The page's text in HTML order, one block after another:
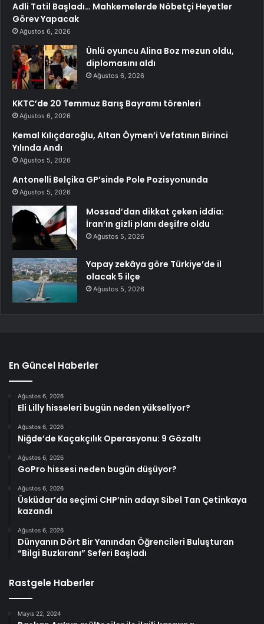
Adli Tatil Başladı… Mahkemelerde Nöbetçi Heyetler
Görev Yapacak
Ağustos 6, 2026
Ünlü oyuncu Alina Boz mezun oldu,
diplomasını aldı
Ağustos 6, 2026
KKTC’de 20 Temmuz Barış Bayramı törenleri
Ağustos 6, 2026
Kemal Kılıçdaroğlu, Altan Öymen’i Vefatının Birinci
Yılında Andı
Ağustos 5, 2026
Antonelli Belçika GP’sinde Pole Pozisyonunda
Ağustos 5, 2026
Mossad’dan dikkat çeken iddia:
İran’ın gizli planı deşifre oldu
Ağustos 5, 2026
Yapay zekâya göre Türkiye’de il
olacak 5 ilçe
Ağustos 5, 2026
En Güncel Haberler
Ağustos 6, 2026
Eli Lilly hisseleri bugün neden yükseliyor?
Ağustos 6, 2026
Niğde’de Kaçakçılık Operasyonu: 9 Gözaltı
Ağustos 6, 2026
GoPro hissesi neden bugün düşüyor?
Ağustos 6, 2026
Üsküdar’da seçimi CHP’nin adayı Sibel Tan Çetinkaya
kazandı
Ağustos 6, 2026
Dünyanın Dört Bir Yanından Öğrencileri Buluşturan
“Bilgi Buzkıranı” Seferi Başladı
Rastgele Haberler
Mayıs 22, 2024